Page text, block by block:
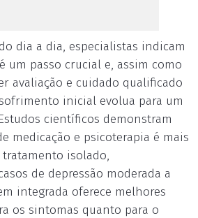
dia a dia, especialistas indicam
um passo crucial e, assim como
avaliação e cuidado qualificado
inicial evolua para um
científicos demonstram
medicação e psicoterapia é mais
isolado,
de depressão moderada a
integrada oferece melhores
os sintomas quanto para o